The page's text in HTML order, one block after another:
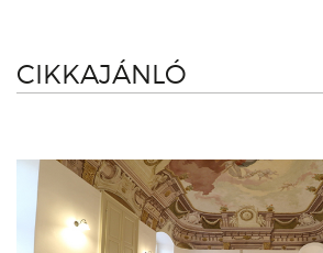
CIKKAJÁNLÓ